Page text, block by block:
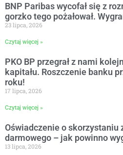
BNP Paribas wycofał się z
gorzko tego pożałował.
23 lipca, 2026
Czytaj więcej »
PKO BP przegrał z nami
kapitału. Roszczenie banku
roku!
17 lipca, 2026
Czytaj więcej »
Oświadczenie o skorzystaniu
darmowego – jak powinno
13 lipca, 2026